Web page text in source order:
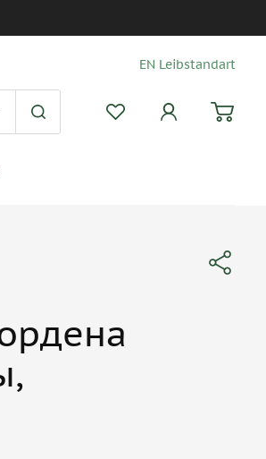
EN Leibstandart